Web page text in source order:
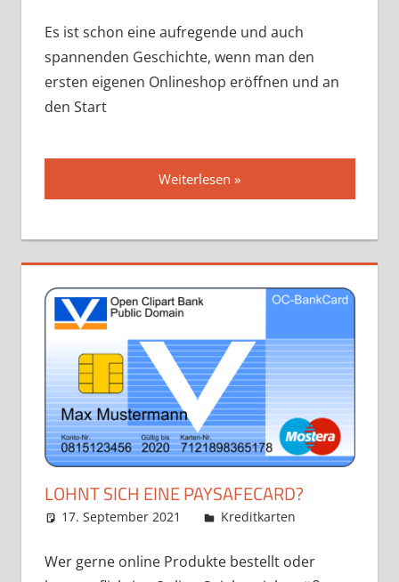
Es ist schon eine aufregende und auch
spannenden Geschichte, wenn man den
ersten eigenen Onlineshop eröffnen und an
den Start
Weiterlesen
LOHNT SICH EINE PAYSAFECARD?
17. September 2021 admin
Kreditkarten
Wer gerne online Produkte bestellt oder